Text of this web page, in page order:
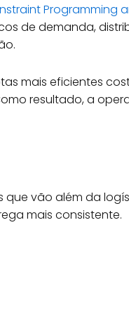
Programming
de demanda,
mais eficientes
resultado, a
vão além da
mais consistente.